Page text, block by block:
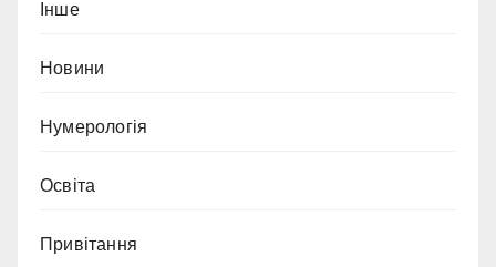
Інше
Новини
Нумерологія
Освіта
Привітання